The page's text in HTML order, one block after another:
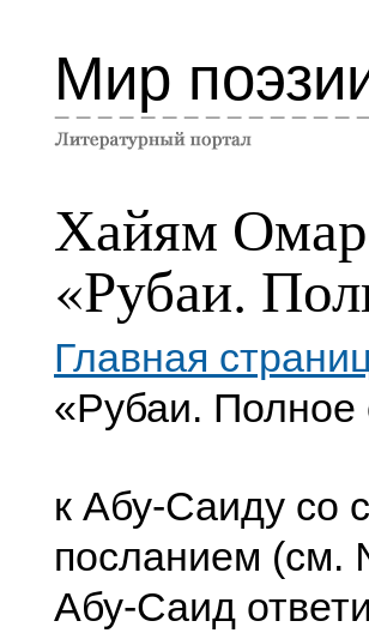
Мир
Хайям Омар
«Рубаи.
Главная
«Рубаи. Полное
к Абу-Саиду со
посланием (см.
Абу-Саид